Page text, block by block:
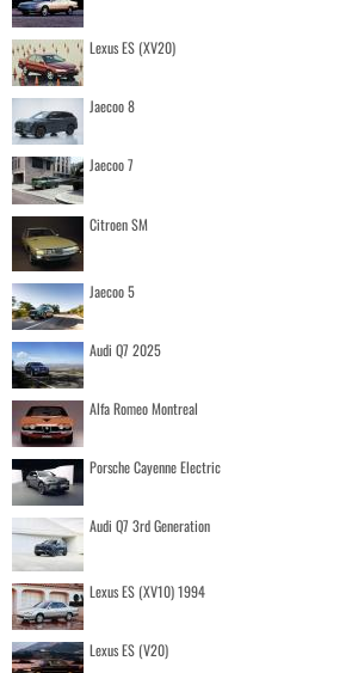
Lexus ES (XV20)
Jaecoo 8
Jaecoo 7
Citroen SM
Jaecoo 5
Audi Q7 2025
Alfa Romeo Montreal
Porsche Cayenne Electric
Audi Q7 3rd Generation
Lexus ES (XV10) 1994
Lexus ES (V20)